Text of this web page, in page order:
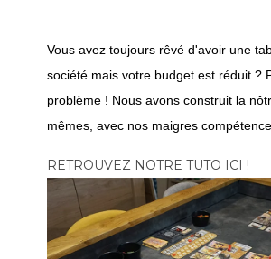
Vous avez toujours rêvé d'avoir une
société mais votre budget est réduit ?
problème ! Nous avons construit la
mêmes, avec nos maigres
RETROUVEZ NOTRE TUTO ICI !